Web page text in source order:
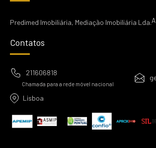
Predimed Imobiliária, Mediação Imobiliária Lda.
Contatos
211606818
Chamada para a rede móvel nacional
Lisboa